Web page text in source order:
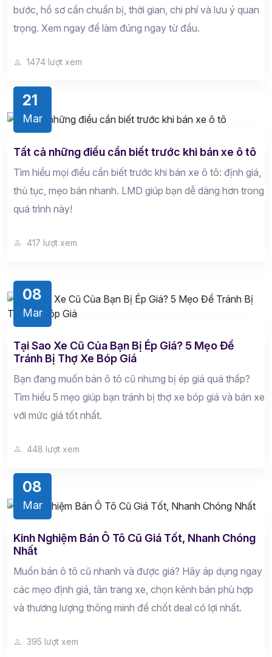
bước, hồ sơ cần chuẩn bị, thời gian, chi phí và lưu ý quan
trọng. Xem ngay để làm đúng ngay từ đầu.
1474 lượt xem
21
Mar
Tất cả những điều cần biết trước khi bán xe ô tô
Tìm hiểu mọi điều cần biết trước khi bán xe ô tô: định giá,
thủ tục, mẹo bán nhanh. LMD giúp bạn dễ dàng hơn trong
quá trình này!
417 lượt xem
08
Mar
Tại Sao Xe Cũ Của Bạn Bị Ép Giá? 5 Mẹo Để
Tránh Bị Thợ Xe Bóp Giá
Bạn đang muốn bán ô tô cũ nhưng bị ép giá quá thấp?
Tìm hiểu 5 mẹo giúp bạn tránh bị thợ xe bóp giá và bán xe
với mức giá tốt nhất.
448 lượt xem
08
Mar
Kinh Nghiệm Bán Ô Tô Cũ Giá Tốt, Nhanh Chóng
Nhất
Muốn bán ô tô cũ nhanh và được giá? Hãy áp dụng ngay
các mẹo định giá, tân trang xe, chọn kênh bán phù hợp
và thương lượng thông minh để chốt deal có lợi nhất.
395 lượt xem